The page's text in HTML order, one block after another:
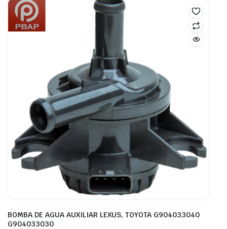
BOMBA DE AGUA AUXILIAR LEXUS, TOYOTA G904033040
G904033030